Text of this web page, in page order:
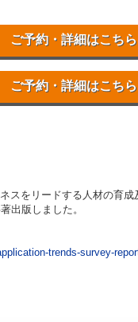
予約・詳細はこちら
予約・詳細はこちら
をリードする人材の育
出版しました。
trends-survey-